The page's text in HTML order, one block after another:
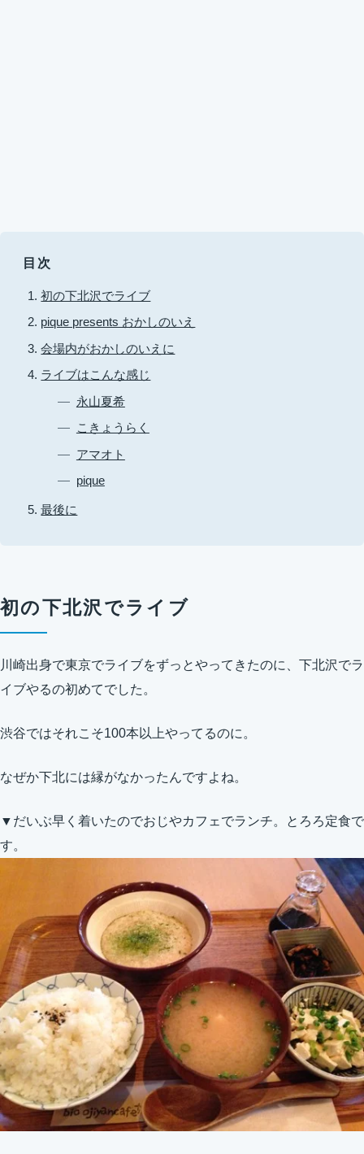
目次
初の下北沢でライブ
pique presents おかしのいえ
会場内がおかしのいえに
ライブはこんな感じ
永山夏希
こきょうらく
アマオト
pique
最後に
初の下北沢でライブ
川崎出身で東京でライブをずっとやってきたのに、下北沢でラ
イブやるの初めてでした。
渋谷ではそれこそ100本以上やってるのに。
なぜか下北には縁がなかったんですよね。
▼だいぶ早く着いたのでおじやカフェでランチ。とろろ定食で
す。